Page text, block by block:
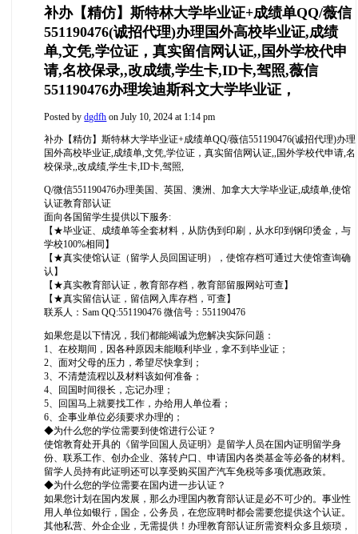
补办【精仿】斯特林大学毕业证+成绩单QQ/薇信
551190476(诚招代理)办理国外高校毕业证,成绩
单,文凭,学位证，真实留信网认证,,国外学校代申
请,名校保录,,改成绩,学生卡,ID卡,驾照,薇信
551190476办理埃迪斯科文大学毕业证，
Posted bydgdfh on July 10, 2024 at 1:14 pm
补办【精仿】斯特林大学毕业证+成绩单QQ/薇信551190476(诚招代理)办理
国外高校毕业证,成绩单,文凭,学位证，真实留信网认证,,国外学校代申请,名
校保录,,改成绩,学生卡,ID卡,驾照,
Q/微信551190476办理美国、英国、澳洲、加拿大大学毕业证,成绩单,使馆
认证教育部认证
面向各国留学生提供以下服务:
【★毕业证、成绩单等全套材料，从防伪到印刷，从水印到钢印烫金，与
学校100%相同】
【★真实使馆认证（留学人员回国证明），使馆存档可通过大使馆查询确
认】
【★真实教育部认证，教育部存档，教育部留服网站可查】
【★真实留信认证，留信网入库存档，可查】
联系人：Sam QQ:551190476 微信号：551190476
如果您是以下情况，我们都能竭诚为您解决实际问题：
1、在校期间，因各种原因未能顺利毕业，拿不到毕业证；
2、面对父母的压力，希望尽快拿到；
3、不清楚流程以及材料该如何准备；
4、回国时间很长，忘记办理；
5、回国马上就要找工作，办给用人单位看；
6、企事业单位必须要求办理的；
◆为什么您的学位需要到使馆进行公证？
使馆教育处开具的《留学回国人员证明》是留学人员在国内证明留学身
份、联系工作、创办企业、落转户口、申请国内各类基金等必备的材料。
留学人员持有此证明还可以享受购买国产汽车免税等多项优惠政策。
◆为什么您的学位需要在国内进一步认证？
如果您计划在国内发展，那么办理国内教育部认证是必不可少的。事业性
用人单位如银行，国企，公务员，在您应聘时都会需要您提供这个认证。
其他私营、外企企业，无需提供！办理教育部认证所需资料众多且烦琐，